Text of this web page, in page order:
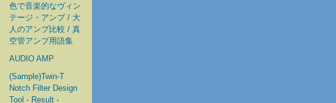
色で音楽的なヴィン
テージ・アンプ / 大
人のアンプ比較 / 真
空管アンプ用語集
AUDIO AMP
(Sample)Twin-T
Notch Filter Design
Tool - Result -